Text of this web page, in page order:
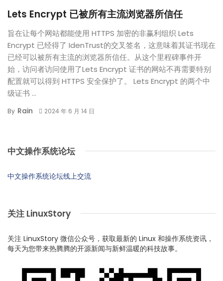
Lets Encrypt 已被所有主流浏览器所信任
旨在让每个网站都能使用 HTTPS 加密的非赢利组织 Lets
Encrypt 已经得了 IdenTrust的交叉签名，这意味着其证书现在
已经可以被所有主流的浏览器所信任。从这个里程碑事件开
始，访问者访问使用了Lets Encrypt 证书的网站不再需要特别
配置就可以得到 HTTPS 安全保护了。 Lets Encrypt 的两个中
级证书 ...
By Rain 2024 年 6 月 14 日
中文操作系统论坛
中文操作系统论坛线上交流
关注 LinuxStory
关注 LinuxStory 微信公众号，获取最新的 Linux 和操作系统资讯，
每天为您带来热腾腾的开源新闻与新鲜温暖的科技故事。